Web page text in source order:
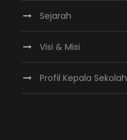
Sejarah
Visi & Misi
Profil Kepala Sekolah